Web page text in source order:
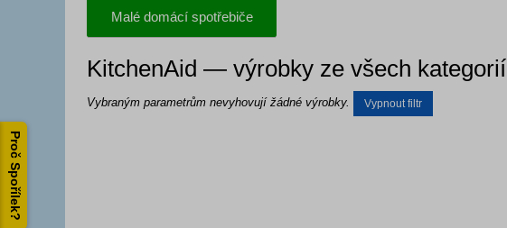
Proč Spořílek?
Malé domácí spotřebiče
KitchenAid — výrobky ze všech kategorií
Vybraným parametrům nevyhovují žádné výrobky. Vypnout filtr